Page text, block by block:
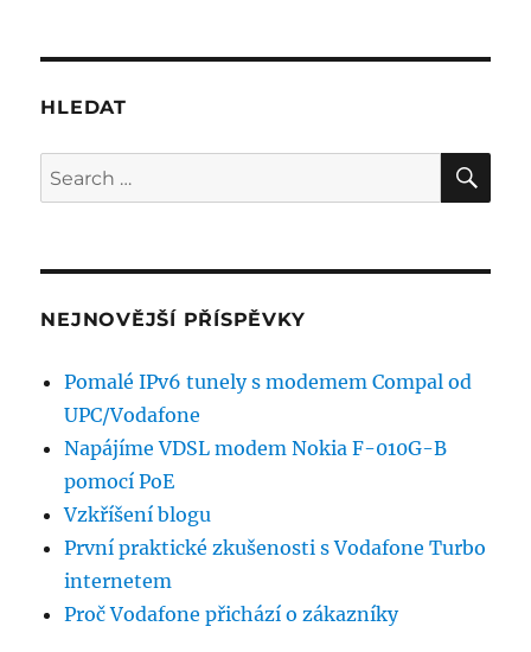
pokrytí
ve
HLEDAT
Search
for:
NEJNOVĚJŠÍ PŘÍSPĚVKY
Pomalé IPv6 tunely s modemem Compal od
UPC/Vodafone
Napájíme VDSL modem Nokia F-010G-B
pomocí PoE
Vzkříšení blogu
První praktické zkušenosti s Vodafone Turbo
internetem
Proč Vodafone přichází o zákazníky